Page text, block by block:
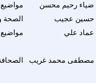
ضياء رحيم محسن
الصحة
حسين عجيب
عماد علي
مصطفى محمد غريب